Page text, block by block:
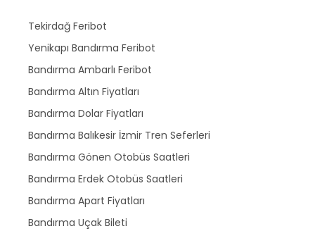
Tekirdağ Feribot
Yenikapı Bandırma Feribot
Bandırma Ambarlı Feribot
Bandırma Altın Fiyatları
Bandırma Dolar Fiyatları
Bandırma Balıkesir İzmir Tren Seferleri
Bandırma Gönen Otobüs Saatleri
Bandırma Erdek Otobüs Saatleri
Bandırma Apart Fiyatları
Bandırma Uçak Bileti